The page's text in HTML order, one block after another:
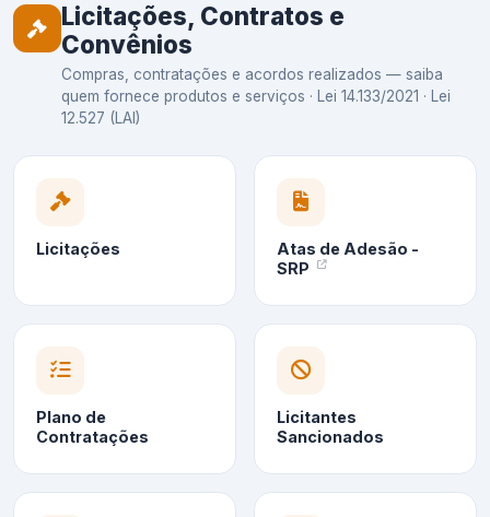
Licitações, Contratos e
Convênios
Compras, contratações e acordos realizados — saiba
quem fornece produtos e serviços · Lei 14.133/2021 · Lei
12.527 (LAI)
Licitações
Atas de Adesão -
SRP
Plano de
Contratações
Licitantes
Sancionados